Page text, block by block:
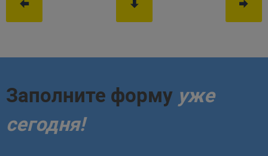
'#form_result' (
});
Заполните форму уже
сегодня!